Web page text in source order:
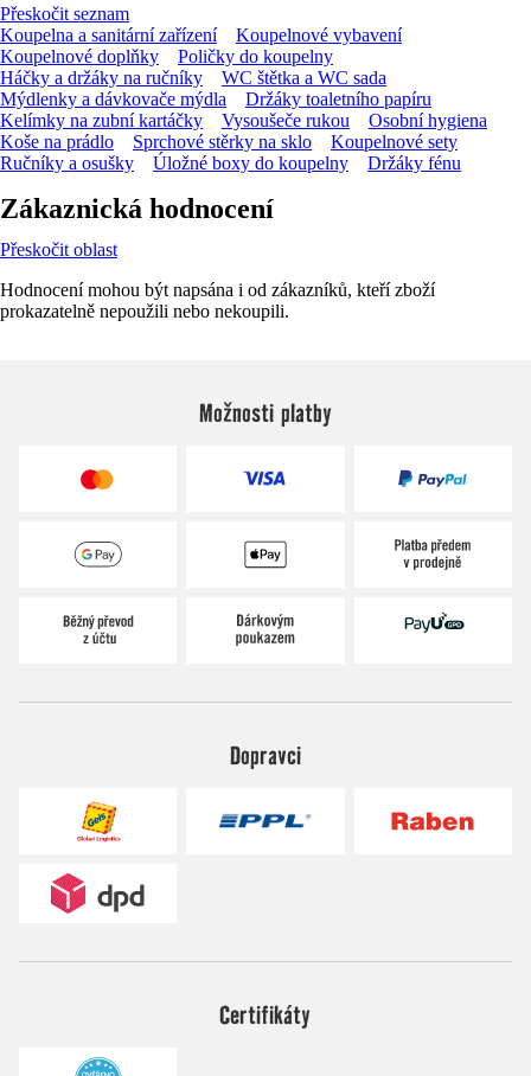
Přeskočit seznam
Koupelna a sanitární zařízení
Koupelnové vybavení
Koupelnové doplňky
Poličky do koupelny
Háčky a držáky na ručníky
WC štětka a WC sada
Mýdlenky a dávkovače mýdla
Držáky toaletního papíru
Kelímky na zubní kartáčky
Vysoušeče rukou
Osobní hygiena
Koše na prádlo
Sprchové stěrky na sklo
Koupelnové sety
Ručníky a osušky
Úložné boxy do koupelny Držáky fénu
Zákaznická hodnocení
Přeskočit oblast
Hodnocení mohou být napsána i od zákazníků, kteří zboží
prokazatelně nepoužili nebo nekoupili.
Možnosti platby
Dopravci
Certifikáty